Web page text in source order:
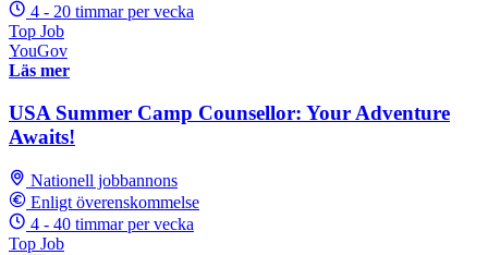
4 - 20 timmar per vecka
Top Job
YouGov
Läs mer
USA Summer Camp Counsellor: Your Adventure
Awaits!
Nationell jobbannons
Enligt överenskommelse
4 - 40 timmar per vecka
Top Job